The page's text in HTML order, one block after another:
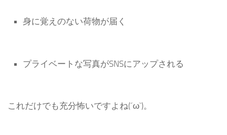
身に覚えのない荷物が届く
プライベートな写真がSNSにアップされる
これだけでも充分怖いですよね(´ω`)。